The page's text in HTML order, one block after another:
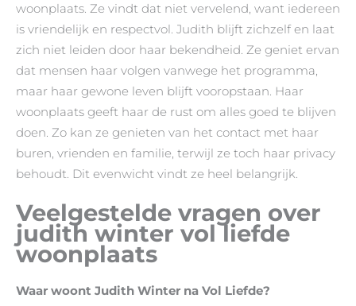
woonplaats. Ze vindt dat niet vervelend, want iedereen
is vriendelijk en respectvol. Judith blijft zichzelf en laat
zich niet leiden door haar bekendheid. Ze geniet ervan
dat mensen haar volgen vanwege het programma,
maar haar gewone leven blijft vooropstaan. Haar
woonplaats geeft haar de rust om alles goed te blijven
doen. Zo kan ze genieten van het contact met haar
buren, vrienden en familie, terwijl ze toch haar privacy
behoudt. Dit evenwicht vindt ze heel belangrijk.
Veelgestelde vragen over
judith winter vol liefde
woonplaats
Waar woont Judith Winter na Vol Liefde?